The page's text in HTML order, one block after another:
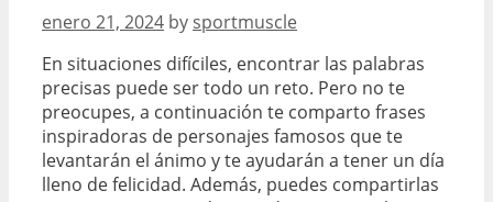
enero 21, 2024 by sportmuscle
En situaciones difíciles, encontrar las palabras
precisas puede ser todo un reto. Pero no te
preocupes, a continuación te comparto frases
inspiradoras de personajes famosos que te
levantarán el ánimo y te ayudarán a tener un día
lleno de felicidad. Además, puedes compartirlas